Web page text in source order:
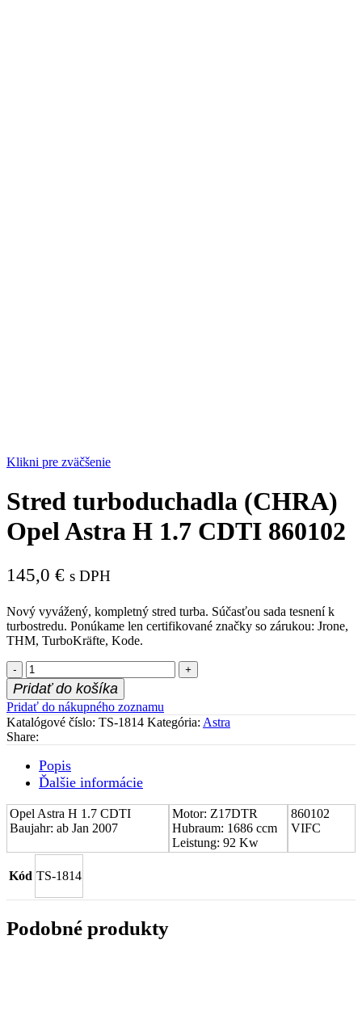
Klikni pre zväčšenie
Stred turboduchadla (CHRA)
Opel Astra H 1.7 CDTI 860102
145,0 € s DPH
Nový vyvážený, kompletný stred turba. Súčasťou sada tesnení k
turbostredu. Ponúkame len certifikované značky so zárukou: Jrone,
THM, TurboKräfte, Kode.
množstvo
Stred
turboduchadla
(CHRA)
Opel
Astra
1.7
CDTI
Pridať do košíka
Pridať do nákupného zoznamu
Katalógové číslo: TS-1814 Kategória: Astra
Share:
Popis
Ďalšie informácie
Opel Astra H 1.7 CDTI
Baujahr: ab Jan 2007
Motor: Z17DTR
Hubraum: 1686 ccm
Leistung: 92 Kw
860102
VIFC
Kód TS-1814
Podobné produkty